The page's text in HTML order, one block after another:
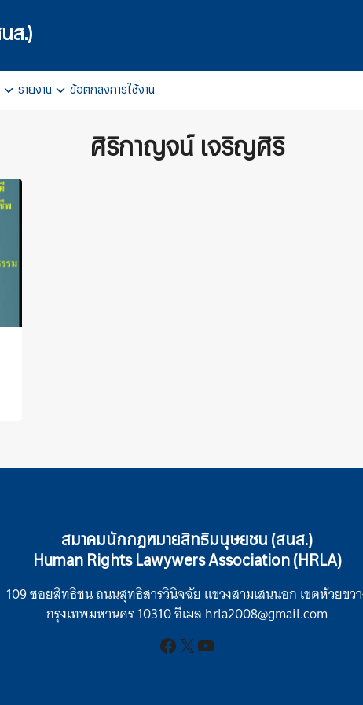
ส.)
รายงาน ข้อตกลงการใช้งาน
ศิริกาญจน์ เจริญศิริ
สมาคมนักกฎหมายสิทธิมนุษยชน (สนส.)
Human Rights Lawywers Association (HRLA)
109 ซอยสิทธิชน ถนนสุทธิสารวินิจฉัย แขวงสามเสนนอก เขตห้วยขว
กรุงเทพมหานคร 10310 อีเมล hrla2008@gmail.com
Facebook
X YouTube